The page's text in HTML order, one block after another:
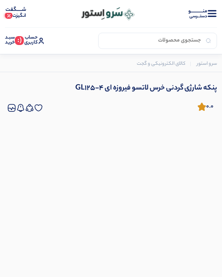
منــــــــــــو
دستــرسی
شـــــگفت
انگیزت
حساب
کاربری (: سبـد
خرید
سرو استور کالای الکترونیکی و گجت
پنکه شارژی گردنی خرس لاتسو فیروزه ای GL125-4
0.0